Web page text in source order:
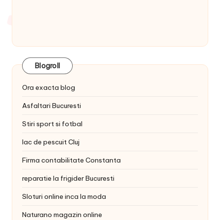
Blogroll
Ora exacta blog
Asfaltari Bucuresti
Stiri sport si fotbal
lac de pescuit Cluj
Firma contabilitate Constanta
reparatie la frigider Bucuresti
Sloturi online inca la moda
Naturano magazin online